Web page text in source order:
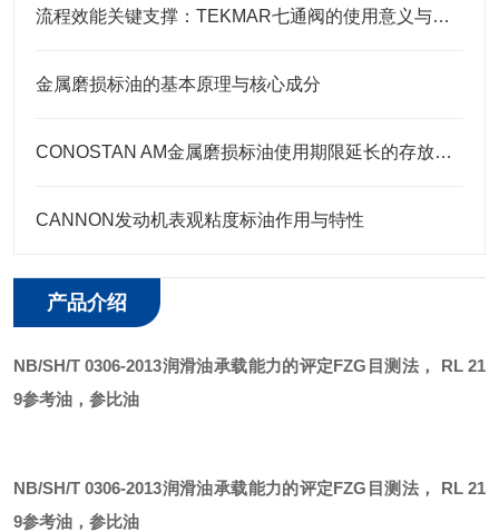
流程效能关键支撑：TEKMAR七通阀的使用意义与核心要点
金属磨损标油的基本原理与核心成分
CONOSTAN AM金属磨损标油使用期限延长的存放要点
CANNON发动机表观粘度标油作用与特性
产品介绍
NB/SH/T 0306-2013润滑油承载能力的评定FZG目测法， RL 21
9参考油，参比油
NB/SH/T 0306-2013润滑油承载能力的评定FZG目测法， RL 21
9参考油，参比油